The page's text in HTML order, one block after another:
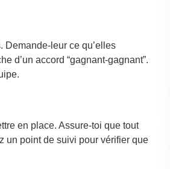
leur ce qu’elles
d’un accord “gagnant-gagnant”.
en place. Assure-toi que tout
un point de suivi pour vérifier que